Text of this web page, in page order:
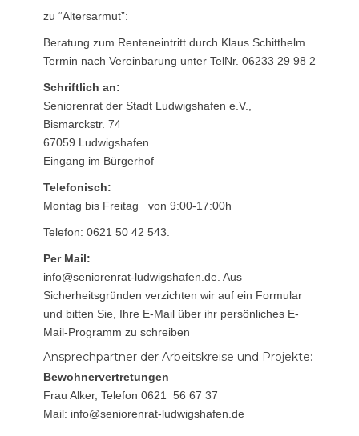
zu “Altersarmut”:
Beratung zum Renteneintritt durch Klaus Schitthelm.
Termin nach Vereinbarung unter TelNr. 06233 29 98 2
Schriftlich an:
Seniorenrat der Stadt Ludwigshafen e.V.,
Bismarckstr. 74
67059 Ludwigshafen
Eingang im Bürgerhof
Telefonisch:
Montag bis Freitag von 9:00-17:00h
Telefon: 0621 50 42 543.
Per Mail:
info@seniorenrat-ludwigshafen.de. Aus
Sicherheitsgründen verzichten wir auf ein Formular
und bitten Sie, Ihre E-Mail über ihr persönliches E-
Mail-Programm zu schreiben
Ansprechpartner der Arbeitskreise und Projekte:
Bewohnervertretungen
Frau Alker, Telefon 0621 56 67 37
Mail: info@seniorenrat-ludwigshafen.de